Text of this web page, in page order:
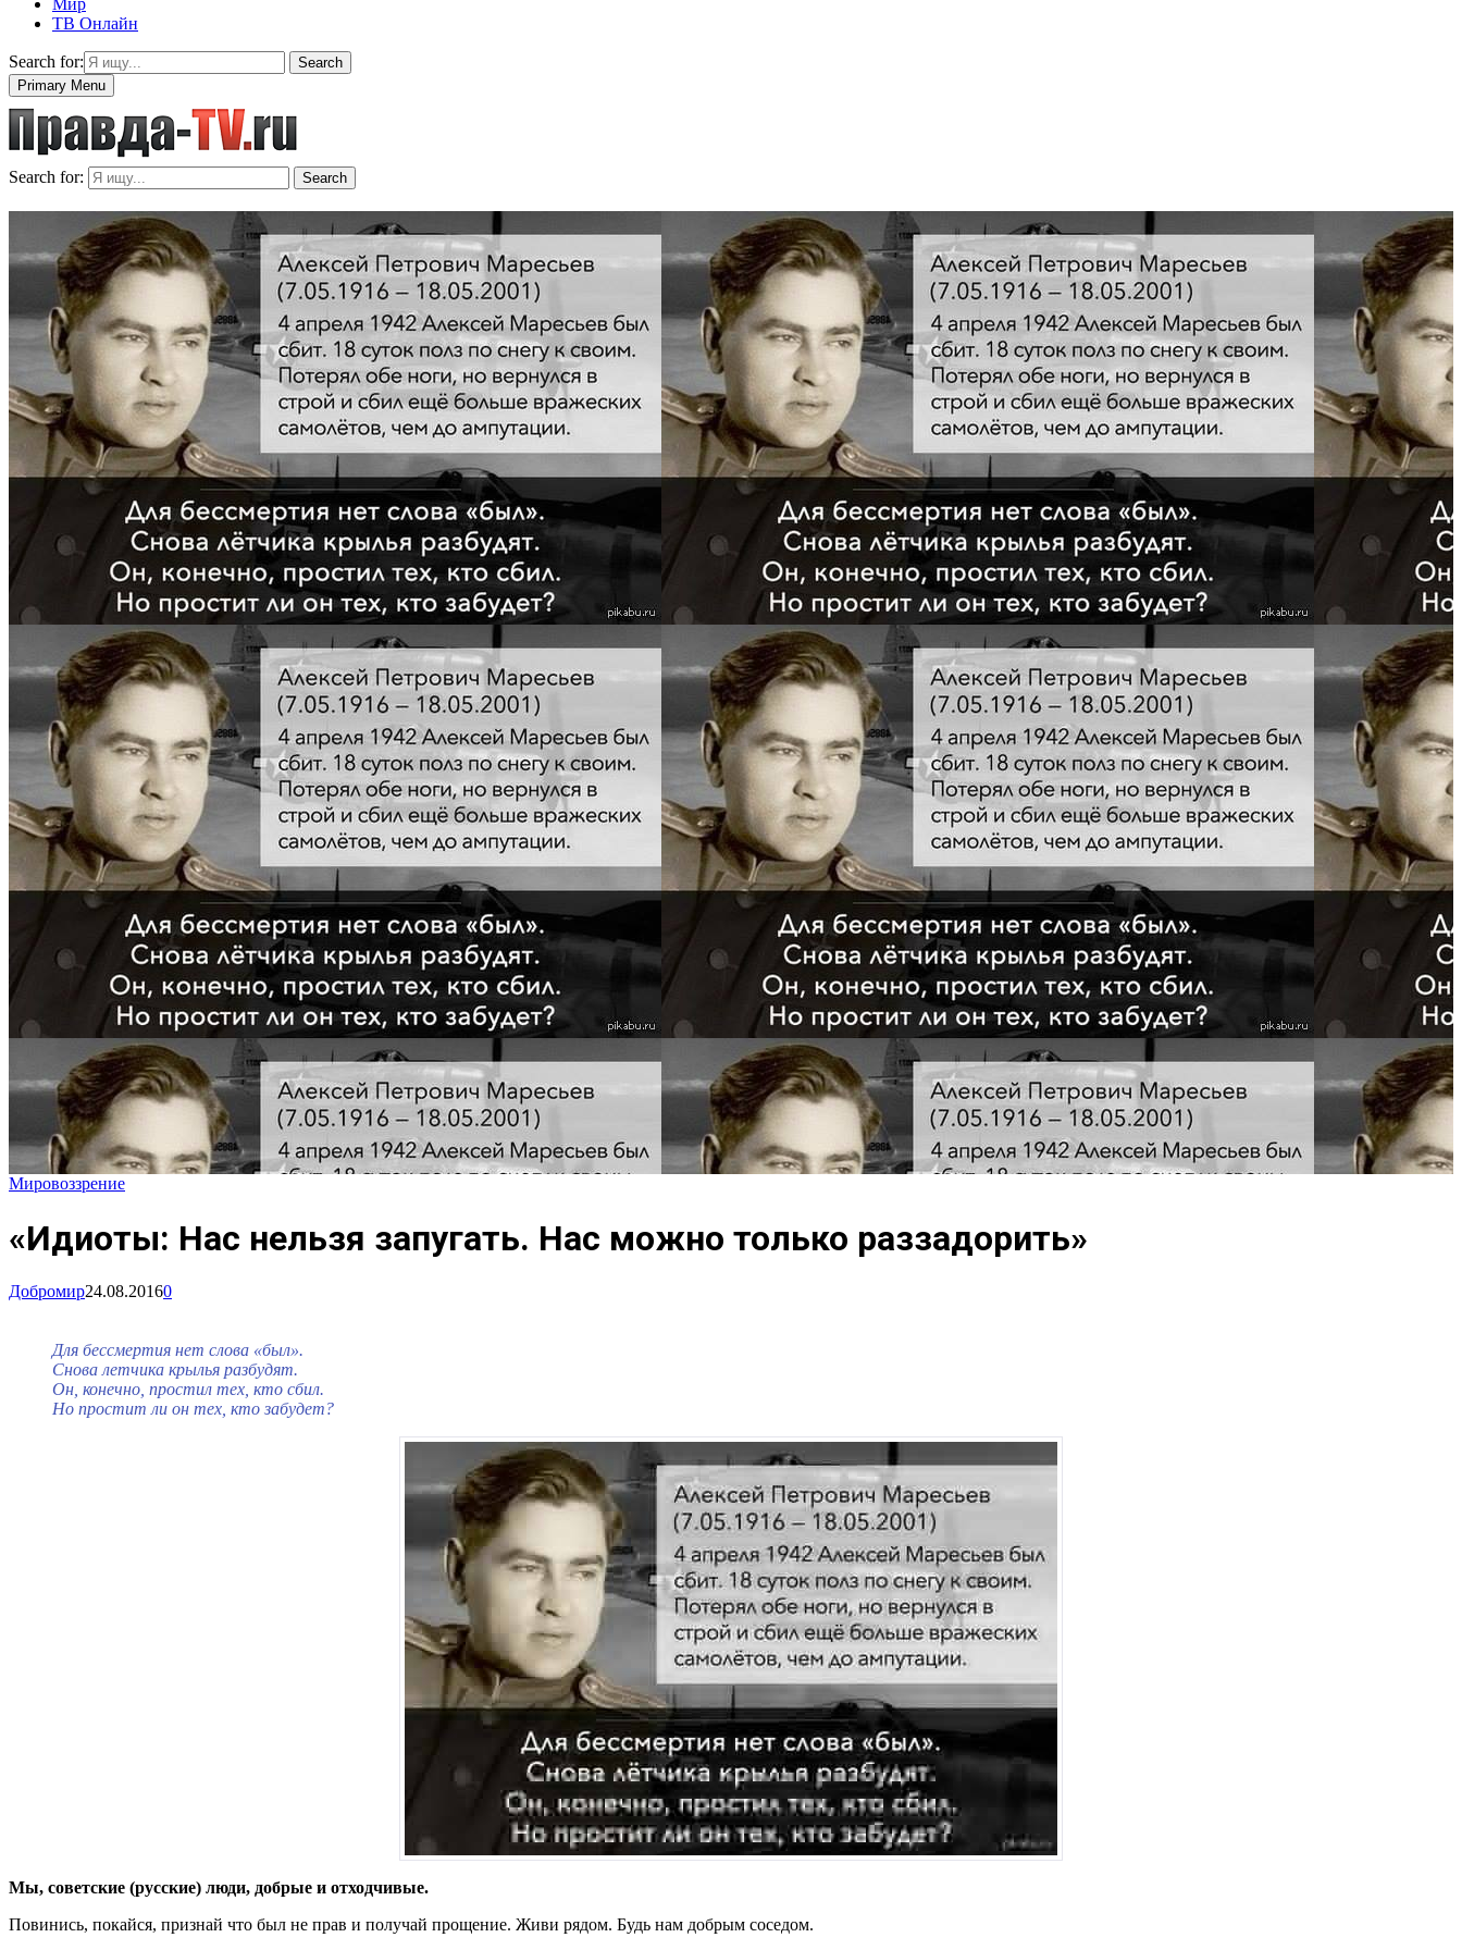
Мир
ТВ Онлайн
Search for:
Search
Primary Menu
Search for: Search
Мировоззрение
«Идиоты: Нас нельзя запугать. Нас можно только раззадорить»
Добромир24.08.20160
Для бессмертия нет слова «был».
Снова летчика крылья разбудят.
Он, конечно, простил тех, кто сбил.
Но простит ли он тех, кто забудет?
Мы, советские (русские) люди, добрые и отходчивые.
Повинись, покайся, признай что был не прав и получай прощение. Живи рядом. Будь нам добрым соседом.